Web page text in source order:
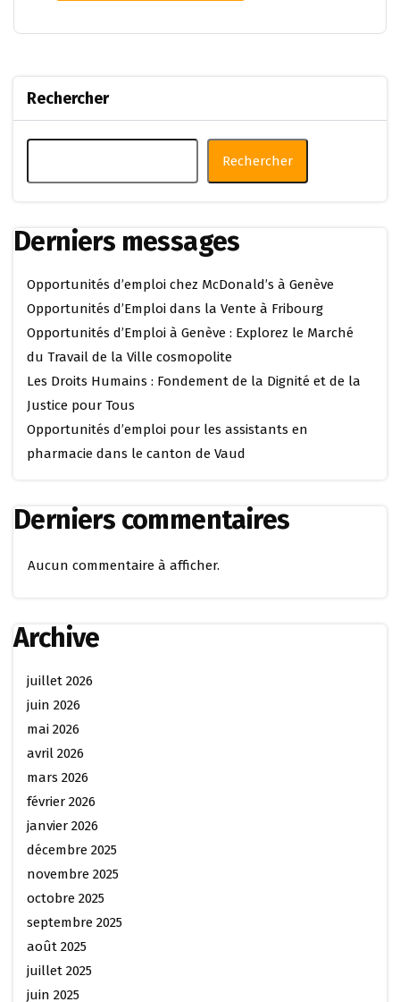
Rechercher
Rechercher
Derniers messages
Opportunités d’emploi chez McDonald’s à Genève
Opportunités d’Emploi dans la Vente à Fribourg
Opportunités d’Emploi à Genève : Explorez le Marché
du Travail de la Ville cosmopolite
Les Droits Humains : Fondement de la Dignité et de la
Justice pour Tous
Opportunités d’emploi pour les assistants en
pharmacie dans le canton de Vaud
Derniers commentaires
Aucun commentaire à afficher.
Archive
juillet 2026
juin 2026
mai 2026
avril 2026
mars 2026
février 2026
janvier 2026
décembre 2025
novembre 2025
octobre 2025
septembre 2025
août 2025
juillet 2025
juin 2025